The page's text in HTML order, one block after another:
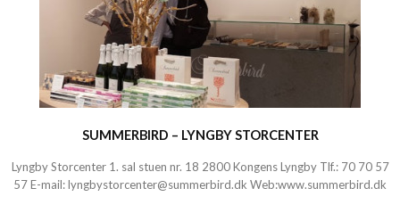
SUMMERBIRD – LYNGBY STORCENTER
Lyngby Storcenter 1. sal stuen nr. 18 2800 Kongens Lyngby Tlf.: 70 70 57
57E-mail:lyngbystorcenter@summerbird.dk Web:www.summerbird.dk